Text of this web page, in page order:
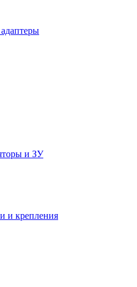
и ЗУ
и крепления